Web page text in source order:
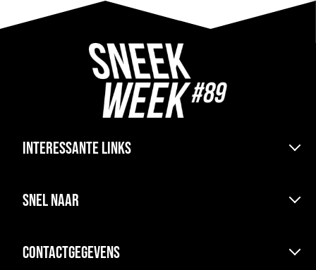
INTERESSANTE LINKS
Kranen boten en parkeren
Kamperen
SNEL NAAR
Agenda
CONTACTGEGEVENS